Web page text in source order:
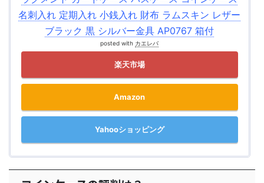
名刺入れ 定期入れ 小銭入れ 財布 ラムスキン レザー
ブラック 黒 シルバー金具 AP0767 箱付
posted with カエレバ
楽天市場
Amazon
Yahooショッピング